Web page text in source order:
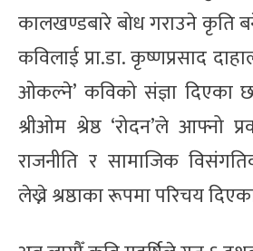
कालखण्डबारे बोध गराउने कृति
कविलाई प्रा.डा. कृष्णप्रसाद
ओकल्ने’ कविको संज्ञा
श्रीओम श्रेष्ठ ‘रोदन’ले आफ्नो
राजनीति र सामाजिक
लेख्ने श्रष्ठाका रूपमा परिचय